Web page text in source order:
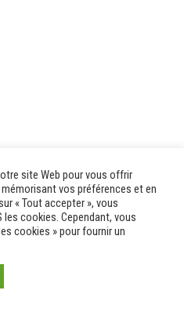
site Web pour vous offrir
vos préférences et en
« Tout accepter », vous
cookies. Cependant, vous
cookies » pour fournir un